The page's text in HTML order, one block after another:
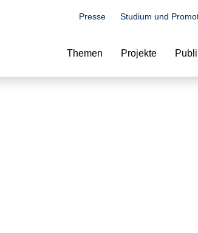
Presse Studium und
Themen Projekte